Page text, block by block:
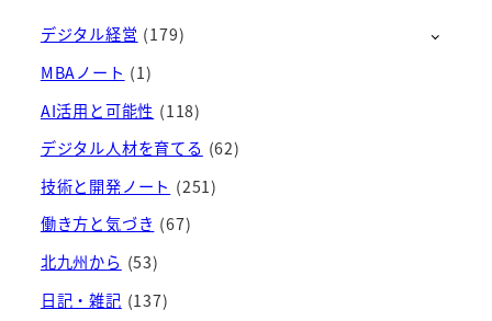
イ
ブ
デジタル経営 (179)
MBAノート (1)
AI活用と可能性 (118)
デジタル人材を育てる (62)
技術と開発ノート (251)
働き方と気づき (67)
北九州から (53)
日記・雑記 (137)